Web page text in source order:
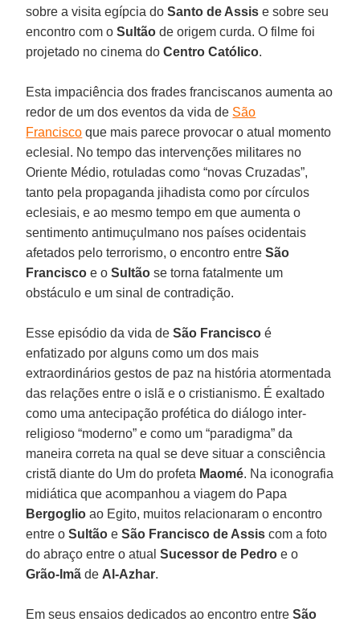
sobre a visita egípcia doSanto de Assis e sobre seu
encontro com oSultão de origem curda. O filme foi
projetado no cinema do Centro Católico.
Esta impaciência dos frades franciscanos aumenta ao
redor de um dos eventos da vida de São
Francisco que mais parece provocar o atual momento
eclesial. No tempo das intervenções militares no
Oriente Médio, rotuladas como “novas Cruzadas”,
tanto pela propaganda jihadista como por círculos
eclesiais, e ao mesmo tempo em que aumenta o
sentimento antimuçulmano nos países ocidentais
afetados pelo terrorismo, o encontro entreSão
Francisco e oSultão se torna fatalmente um
obstáculo e um sinal de contradição.
Esse episódio da vida deSão Francisco é
enfatizado por alguns como um dos mais
extraordinários gestos de paz na história atormentada
das relações entre o islã e o cristianismo. É exaltado
como uma antecipação profética do diálogo inter-
religioso “moderno” e como um “paradigma” da
maneira correta na qual se deve situar a consciência
cristã diante do Um do profeta Maomé. Na iconografia
midiática que acompanhou a viagem do Papa
Bergoglio ao Egito, muitos relacionaram o encontro
entre oSultão eSão Francisco de Assis com a foto
do abraço entre o atualSucessor de Pedro e o
Grão-Imã de Al-Azhar.
Em seus ensaios dedicados ao encontro entreSão